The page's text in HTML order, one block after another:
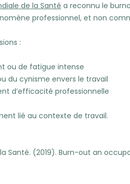
de la Santé a reconnu le
professionnel, et non
:
ou de fatigue intense
du cynisme envers le travail
d’efficacité professionnelle
lié au contexte de travail.
Santé. (2019). Burn-out an